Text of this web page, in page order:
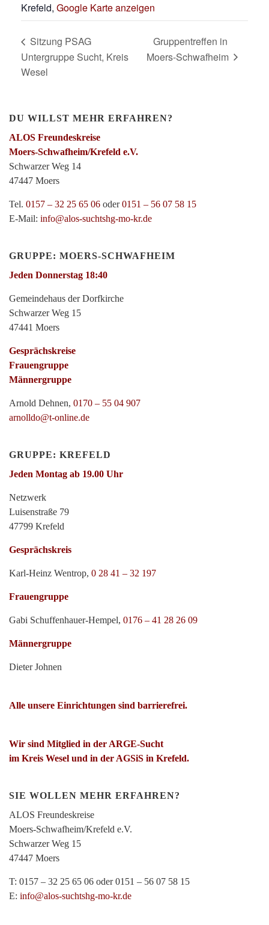
Krefeld, Google Karte anzeigen
Sitzung PSAG
Untergruppe Sucht, Kreis
Wesel
Gruppentreffen in
Moers-Schwafheim
DU WILLST MEHR ERFAHREN?
ALOS Freundeskreise
Moers-Schwafheim/Krefeld e.V.
Schwarzer Weg 14
47447 Moers
Tel. 0157 – 32 25 65 06 oder0151 – 56 07 58 15
E-Mail: info@alos-suchtshg-mo-kr.de
GRUPPE: MOERS-SCHWAFHEIM
Jeden Donnerstag 18:40
Gemeindehaus der Dorfkirche
Schwarzer Weg 15
47441 Moers
Gesprächskreise
Frauengruppe
Männergruppe
Arnold Dehnen, 0170 – 55 04 907
arnolldo@t-online.de
GRUPPE: KREFELD
Jeden Montag ab 19.00 Uhr
Netzwerk
Luisenstraße 79
47799 Krefeld
Gesprächskreis
Karl-Heinz Wentrop, 0 28 41 – 32 197
Frauengruppe
Gabi Schuffenhauer-Hempel, 0176 – 41 28 26 09
Männergruppe
Dieter Johnen
Alle unsere Einrichtungen sind barrierefrei.
Wir sind Mitglied in der ARGE-Sucht
im Kreis Wesel und in der AGSiS in Krefeld.
SIE WOLLEN MEHR ERFAHREN?
ALOS Freundeskreise
Moers-Schwafheim/Krefeld e.V.
Schwarzer Weg 15
47447 Moers
T: 0157 – 32 25 65 06 oder 0151 – 56 07 58 15
E: info@alos-suchtshg-mo-kr.de